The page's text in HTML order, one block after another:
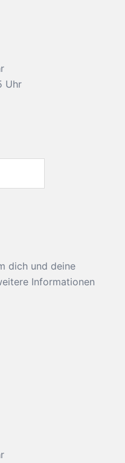
Uhr
dich und deine
Informationen